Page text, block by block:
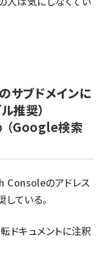
サブドメインに
推奨）
（Google検索
Consoleのアドレス
ている。
ドキュメントに注釈